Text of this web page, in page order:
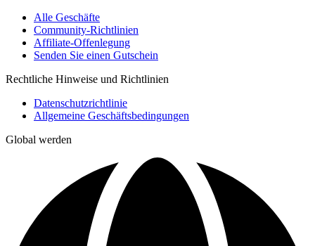
Alle Geschäfte
Community-Richtlinien
Affiliate-Offenlegung
Senden Sie einen Gutschein
Rechtliche Hinweise und Richtlinien
Datenschutzrichtlinie
Allgemeine Geschäftsbedingungen
Global werden